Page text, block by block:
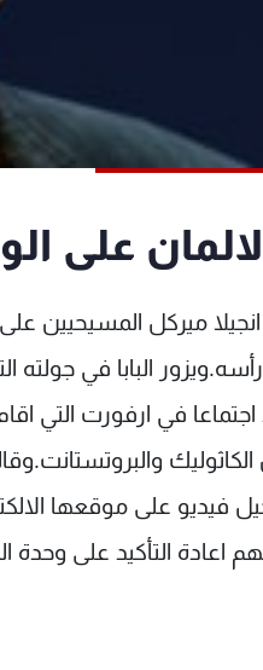
على
ميركل المسيحيين
في ارفورت التي
فيديو على موقعها
اعادة التأكيد على